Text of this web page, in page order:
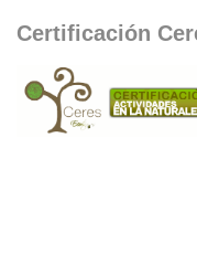
Certificación